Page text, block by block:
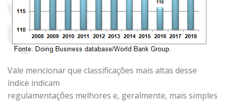
Vale mencionar que classificações mais altas desse
índice indicam
regulamentações melhores e, geralmente, mais simples